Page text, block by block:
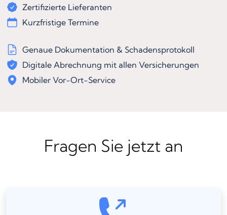
Zertifizierte Lieferanten
Kurzfristige Termine
Genaue Dokumentation & Schadensprotokoll
Digitale Abrechnung mit allen Versicherungen
Mobiler Vor-Ort-Service
Fragen Sie jetzt an